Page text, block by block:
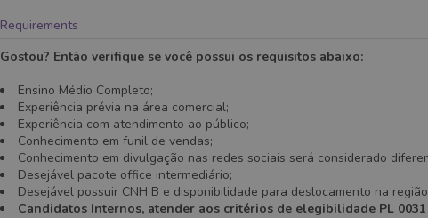
Requirements
Gostou? Então verifique se você possui os requisitos abaixo:
Ensino Médio Completo;
Experiência prévia na área comercial;
Experiência com atendimento ao público;
Conhecimento em funil de vendas;
Conhecimento em divulgação nas redes sociais será considerado
Desejável pacote office intermediário;
Desejável possuir CNH B e disponibilidade para deslocamento na
Candidatos Internos, atender aos critérios de elegibilidade PL 0031